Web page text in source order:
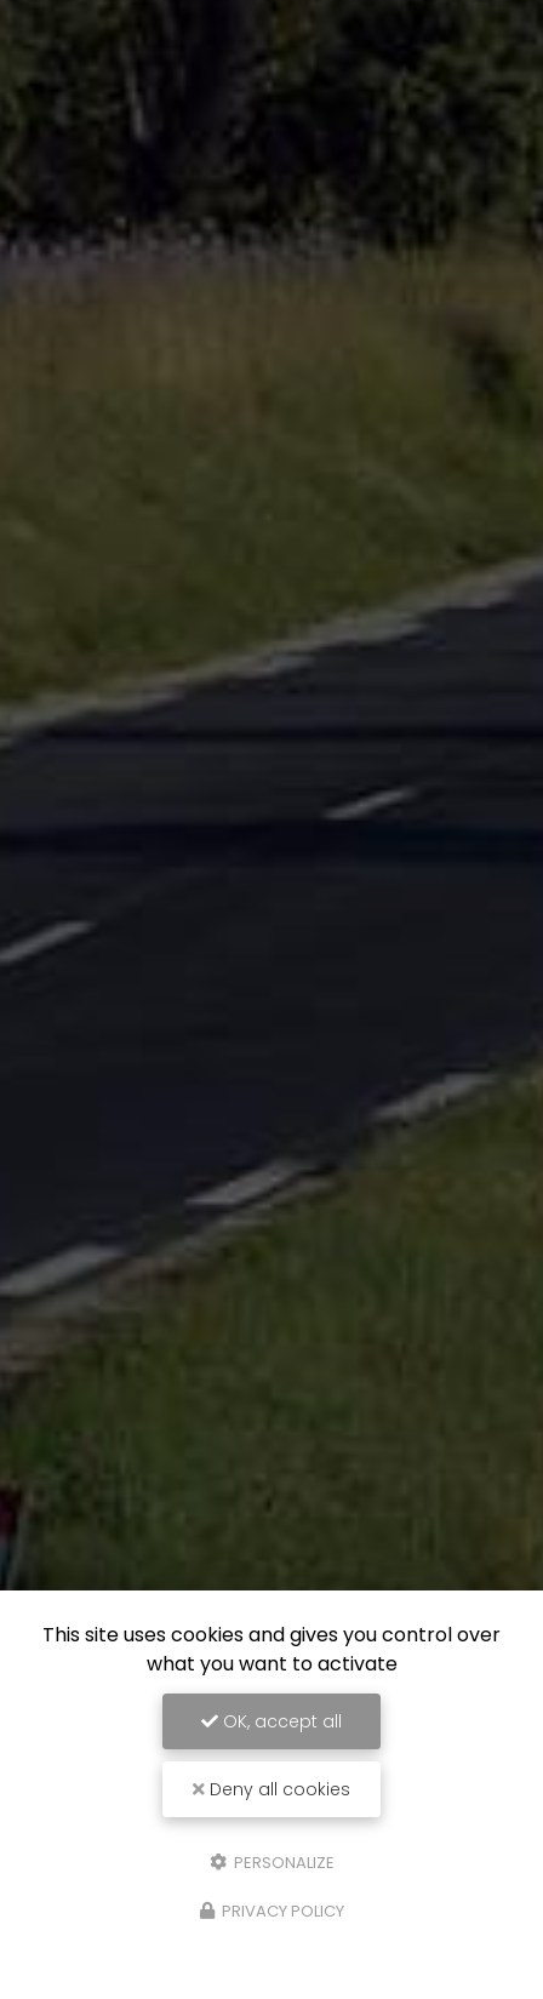
This site uses cookies and gives you control over
what you want to activate
OK, accept all
Deny all cookies
PERSONALIZE
PRIVACY POLICY